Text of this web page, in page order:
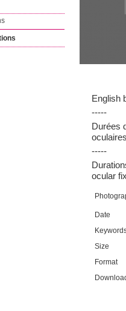
English
-----
Durées
-----
ocular
Date
Size
Format